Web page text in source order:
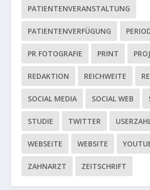
PATIENTENVERANSTALTUNG
PATIENTENVERFÜGUNG
PR FOTOGRAFIE PRINT
REDAKTION REICHWEITE
SOCIAL MEDIA SOCIAL WEB
STUDIE TWITTER
WEBSEITE WEBSITE
ZAHNARZT ZEITSCHRIFT